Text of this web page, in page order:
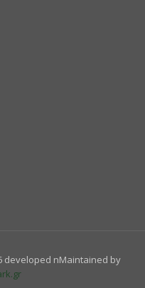
developed nMaintained by